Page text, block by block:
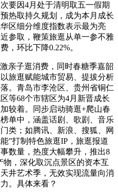
要因4月处于清明取五一假期
热取持久规划，成为本月成长
区细分维度指数表示最为亮
参取，鞭策旅逛从单一参不雅
，环比下降0.22%。
子逛消费，同时春糖季嘉韶
旅逛赋能城市贸易、提拔分析
。青岛市李沧区、贵州省铜仁
等68个市辖区为4月新晋成长
较着。同步启动骑逛+爬山春
单中，涵盖话剧、歌剧、音乐
类；如腾讯、新浪、搜狐、网
”打制特色旅逛IP，旅逛报道
数量，热度大幅攀升，推出8
物，深化取沉点景区的资本互
井艺术季，无效实现流量向消
。具体来看？